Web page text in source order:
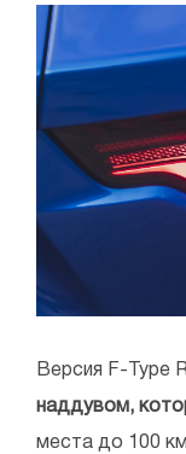
Версия F-Type
наддувом,
места до 100